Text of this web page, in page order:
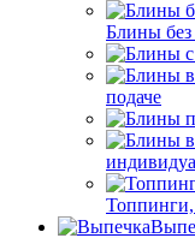
Блины
подаче